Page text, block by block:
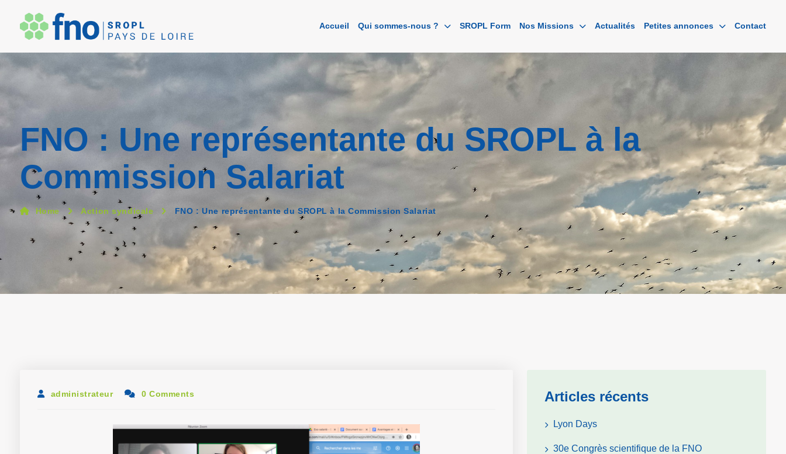
Accueil Qui sommes-nous ? SROPL Form Nos Missions Actualités Petites annonces Contact
FNO : Une représentante du SROPL à la
Commission Salariat
Home Action syndicale FNO : Une représentante du SROPL à la Commission Salariat
administrateur 0 Comments Articles récents
Lyon Days
30e Congrès scientifique de la FNO